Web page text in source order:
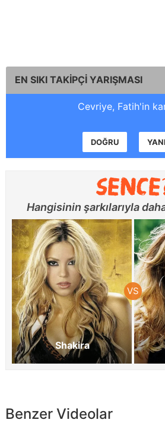
EN SIKI TAKİPÇİ YARIŞMASI
Cevriye, Fatih'in
DOĞRU
Hangisinin şarkılarıyla
Shakira
Benzer Videolar